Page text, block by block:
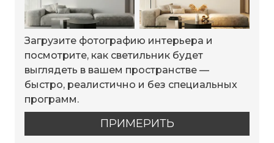
Загрузите фотографию интерьера и
посмотрите, как светильник будет
выглядеть в вашем пространстве —
быстро, реалистично и без специальных
программ.
ПРИМЕРИТЬ